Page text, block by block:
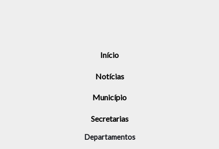
Início
Notícias
Município
Secretarias
Departamentos